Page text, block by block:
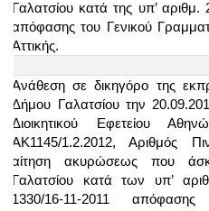
Γαλατσίου κατά της υπ’ αριθμ.
απόφασης του Γενικού
Αττικής.
Ανάθεση σε δικηγόρο της
Δήμου Γαλατσίου την
Διοικητικού Εφετείου
ΑΚ1145/1.2.2012, Αριθμός
αίτηση ακυρώσεως που
Γαλατσίου κατά των υπ’
1330/16-11-2011